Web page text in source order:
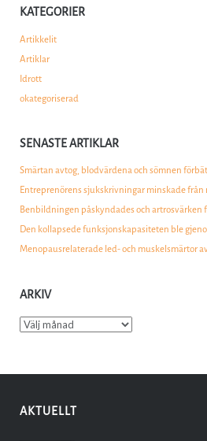
KATEGORIER
Artikkelit
Artiklar
Idrott
okategoriserad
SENASTE ARTIKLAR
Smärtan avtog, blodvärdena och sömnen
Entreprenörens sjukskrivningar minskade från
Benbildningen påskyndades och artrosvärken
Den kollapsede funksjonskapasiteten ble
Menopausrelaterade led- och muskelsmärtor
ARKIV
Arkiv
AKTUELLT